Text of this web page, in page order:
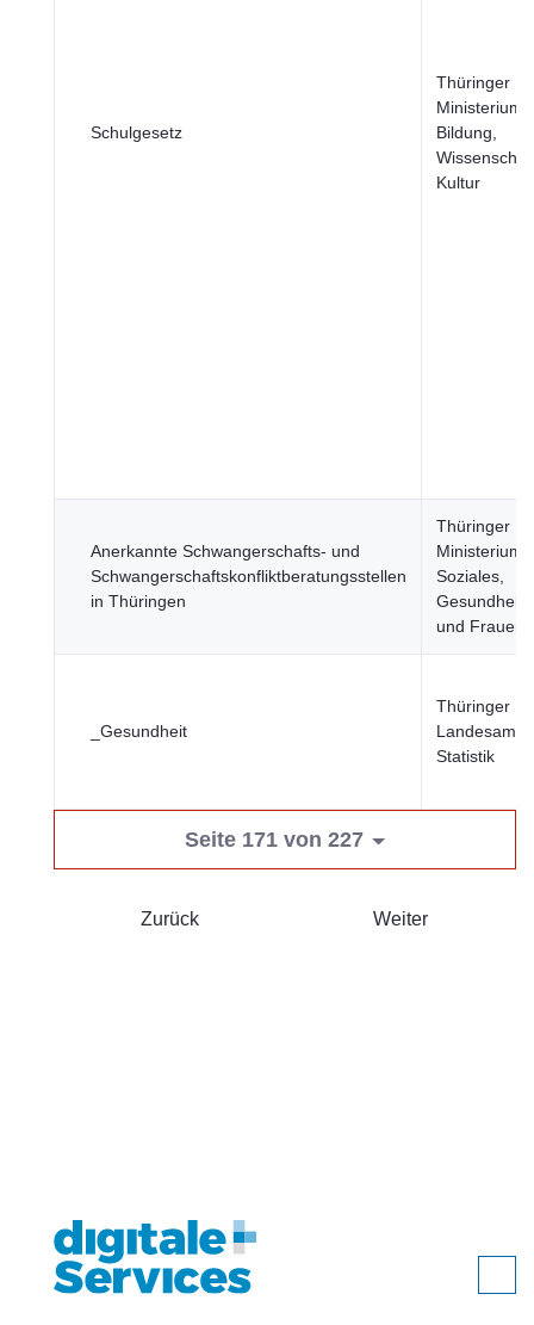
Schulgesetz
Thüringer
Ministerium
Bildung,
Kultur
Anerkannte Schwangerschafts- und
Schwangerschaftskonfliktberatungsstellen
in Thüringen
Thüringer
Ministerium
Soziales,
Gesundheit,
und Frauen
_Gesundheit
Thüringer
Landesamt
Statistik
Seite 171 von 227
Zurück Weiter